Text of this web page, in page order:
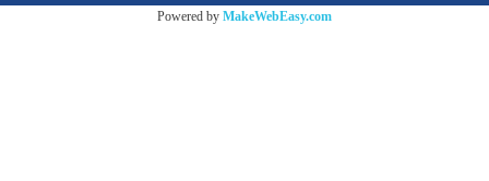
Powered by MakeWebEasy.com